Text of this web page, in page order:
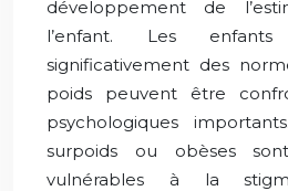
développement de
l’enfant. Les
significativement des
poids peuvent être
psychologiques
surpoids ou obèses
vulnérables à la